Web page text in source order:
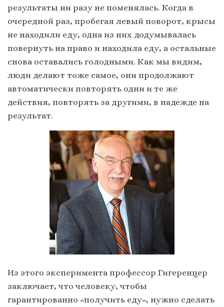
результаты ни разу не поменялась. Когда в
очередной раз, пробегая левый поворот, крысы
не находили еду, одна из них додумывалась
повернуть на право и находила еду, а остальные
снова оставались голодными. Как мы видим,
люди делают тоже самое, они продолжают
автоматически повторять одни и те же
действия, повторять за другими, в надежде на
результат.
Из этого эксперимента профессор Гигеренцер
заключает, что человеку, чтобы
гарантированно «получить еду», нужно сделать